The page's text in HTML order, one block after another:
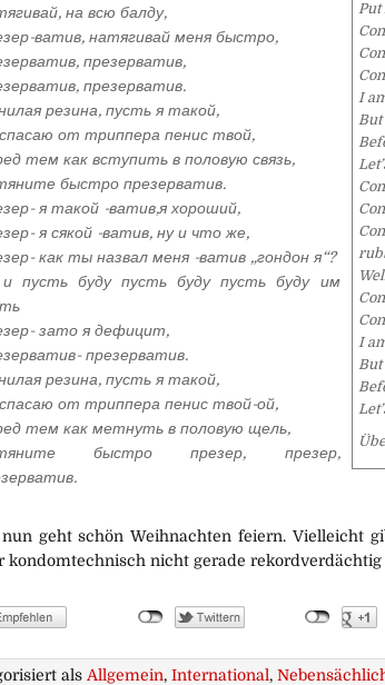
Put
I
But
I
But
на всю балду,
ватив, натягивай меня быстро,
презерватив,
презерватив.
резина, пусть я такой,
от триппера пенис твой,
тем как вступить в половую связь,
быстро презерватив.
я такой -ватив,я хороший,
я сякой -ватив, ну и что же,
как ты назвал меня -ватив „гондон я“?
пусть буду пусть буду пусть буду им
зато я дефицит,
презерватив.
резина, пусть я такой,
от триппера пенис твой-ой,
тем как метнуть в половую щель,
быстро презер, презер,
nun geht schön Weihnachten feiern. Vielleicht
kondomtechnisch nicht gerade rekordverdächtig
als Allgemein, International,